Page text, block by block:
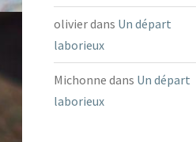
olivierdans Un départ
laborieux
Michonne dans Un départ
laborieux